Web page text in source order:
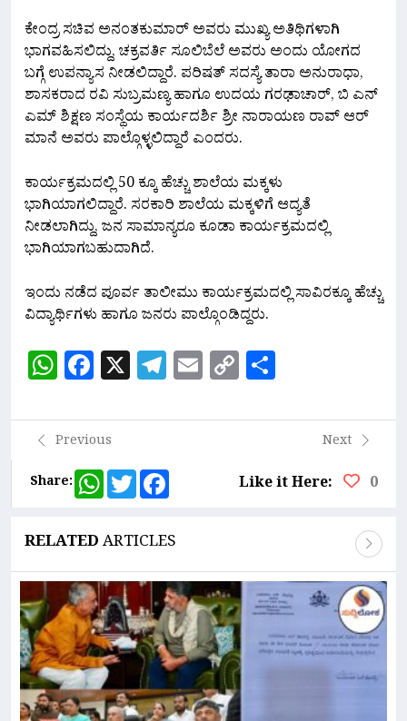
ಕೇಂದ್ರ ಸಚಿವ ಅನಂತಕುಮಾರ್ ಅವರು ಮುಖ್ಯ ಅತಿಥಿಗಳಾಗಿ
ಭಾಗವಹಿಸಲಿದ್ದು, ಚಕ್ರವರ್ತಿ ಸೂಲಿಬೆಲೆ ಅವರು ಅಂದು ಯೋಗದ
ಬಗ್ಗೆ ಉಪನ್ಯಾಸ ನೀಡಲಿದ್ದಾರೆ. ಪರಿಷತ್ ಸದಸ್ಯೆ ತಾರಾ ಅನುರಾಧಾ,
ಶಾಸಕರಾದ ರವಿ ಸುಬ್ರಮಣ್ಯ ಹಾಗೂ ಉದಯ ಗರಢಾಚಾರ್, ಬಿ ಎನ್
ಎಮ್ ಶಿಕ್ಷಣ ಸಂಸ್ಥೆಯ ಕಾರ್ಯದರ್ಶಿ ಶ್ರೀ ನಾರಾಯಣ ರಾವ್ ಆರ್
ಮಾನೆ ಅವರು ಪಾಲ್ಗೊಳ್ಳಲಿದ್ದಾರೆ ಎಂದರು.
ಕಾರ್ಯಕ್ರಮದಲ್ಲಿ 50 ಕ್ಕೂ ಹೆಚ್ಚು ಶಾಲೆಯ ಮಕ್ಕಳು
ಭಾಗಿಯಾಗಲಿದ್ದಾರೆ. ಸರಕಾರಿ ಶಾಲೆಯ ಮಕ್ಕಳಿಗೆ ಆದ್ಯತೆ
ನೀಡಲಾಗಿದ್ದು, ಜನ ಸಾಮಾನ್ಯರೂ ಕೂಡಾ ಕಾರ್ಯಕ್ರಮದಲ್ಲಿ
ಭಾಗಿಯಾಗಬಹುದಾಗಿದೆ.
ಇಂದು ನಡೆದ ಪೂರ್ವ ತಾಲೀಮು ಕಾರ್ಯಕ್ರಮದಲ್ಲಿ ಸಾವಿರಕ್ಕೂ ಹೆಚ್ಚು
ವಿದ್ಯಾರ್ಥಿಗಳು ಹಾಗೂ ಜನರು ಪಾಲ್ಗೊಂಡಿದ್ದರು.
WhatsApp
Facebook
X Telegram
Email
Copy
Link
Previous
Next
Share:
WhatsApp
Twitter Like it Here: 0
RELATEDARTICLES